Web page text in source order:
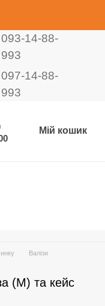
093-14-88-
993
097-14-88-
993
Мій кошик
Валізи
(M) та кейс